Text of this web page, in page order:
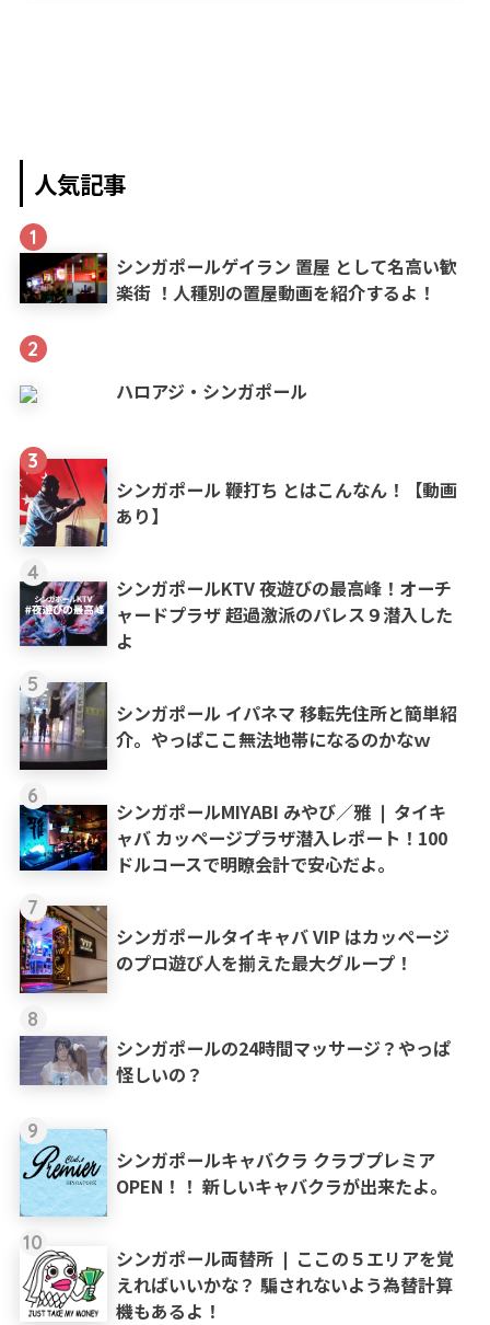
人気記事
1
シンガポールゲイラン 置屋 として名高い歓
楽街 ！人種別の置屋動画を紹介するよ！
2
ハロアジ・シンガポール
3
シンガポール 鞭打ち とはこんなん！【動画
あり】
4
シンガポールKTV 夜遊びの最高峰！オーチ
ャードプラザ 超過激派のパレス９潜入した
よ
5
シンガポール イパネマ 移転先住所と簡単紹
介。やっぱここ無法地帯になるのかなｗ
6
シンガポールMIYABI みやび／雅 ❘ タイキ
ャバ カッページプラザ潜入レポート！100
ドルコースで明瞭会計で安心だよ。
7
シンガポールタイキャバ VIP はカッページ
のプロ遊び人を揃えた最大グループ！
8
シンガポールの24時間マッサージ？やっぱ
怪しいの？
9
シンガポールキャバクラ クラブプレミア
OPEN！！ 新しいキャバクラが出来たよ。
10
シンガポール両替所 ❘ ここの５エリアを覚
えればいいかな？ 騙されないよう為替計算
機もあるよ！